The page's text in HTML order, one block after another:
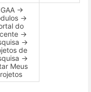
→
→
do
→
→
de
→
Meus